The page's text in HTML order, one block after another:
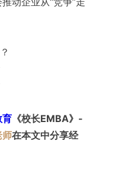
育《校长EMBA》-
师在本文中分享经